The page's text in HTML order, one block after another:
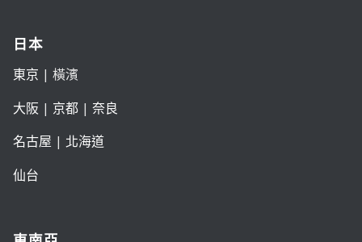
日本
東京 | 橫濱
大阪 | 京都| 奈良
名古屋 | 北海道
仙台